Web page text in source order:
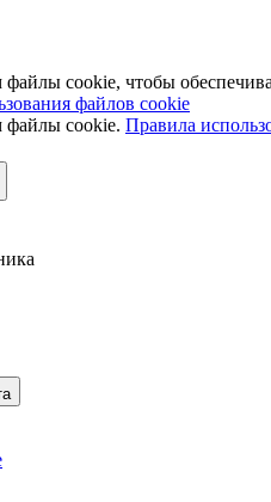
cookie, чтобы
файлов cookie
cookie. Правила